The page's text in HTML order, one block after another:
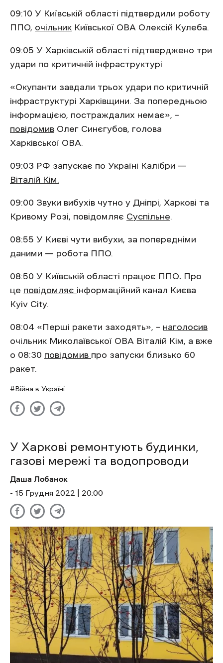
09:10 У Київській області підтвердили роботу
ППО, очільник Київської ОВА Олексій Кулеба.
09:05 У Харківській області підтверджено три
удари по критичній інфраструктурі
«Окупанти завдали трьох удари по критичній
інфраструктурі Харківщини. За попередньою
інформацією, постраждалих немає», –
повідомив Олег Синєгубов, голова
Харківської ОВА.
09:03 РФ запускає по Україні Калібри —
Віталій Кім.
09:00 Звуки вибухів чутно у Дніпрі, Харкові та
Кривому Розі, повідомляє Суспільне.
08:55 У Києві чути вибухи, за попередніми
даними — робота ППО.
08:50 У Київській області працює ППО. Про
це повідомляє інформаційний канал Києва
Kyiv City.
08:04 «Перші ракети заходять», – наголосив
очільник Миколаївської ОВА Віталій Кім, а вже
о 08:30 повідомив про запуски близько 60
ракет.
Війна в Україні
У Харкові ремонтують будинки,
газові мережі та водопроводи
Даша Лобанок
- 15 Грудня 2022 | 20:00